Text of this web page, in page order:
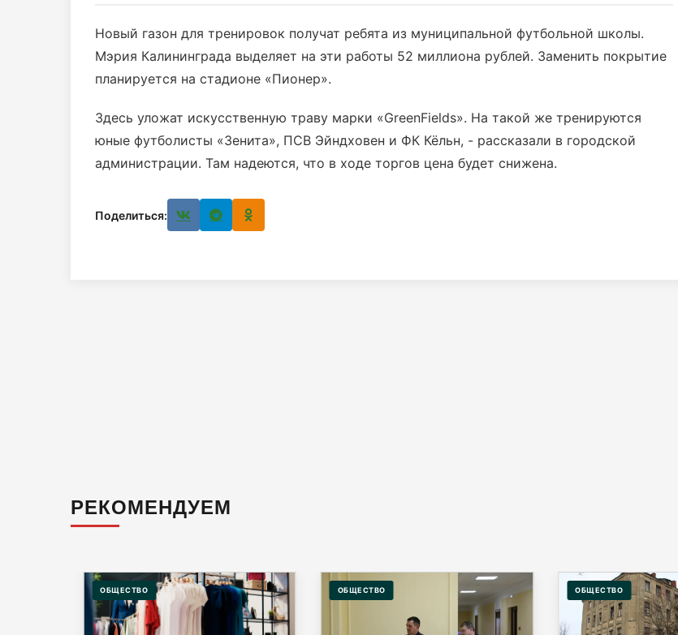
Новый газон для тренировок получат ребята из муниципальной футбольной школы.
Мэрия Калининграда выделяет на эти работы 52 миллиона рублей. Заменить покрытие
планируется на стадионе «Пионер».
Здесь уложат искусственную траву марки «GreenFields». На такой же тренируются
юные футболисты «Зенита», ПСВ Эйндховен и ФК Кёльн, - рассказали в городской
администрации. Там надеются, что в ходе торгов цена будет снижена.
Поделиться:
РЕКОМЕНДУЕМ
ОБЩЕСТВО ОБЩЕСТВО ОБЩЕСТВО